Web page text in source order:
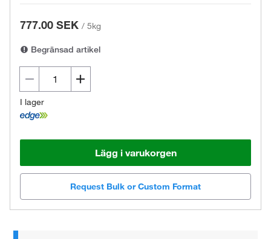
777.00 SEK / 5kg
Begränsad artikel
I lager
Lägg i varukorgen
Request Bulk or Custom Format